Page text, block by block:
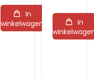
In
winkelwagen
In